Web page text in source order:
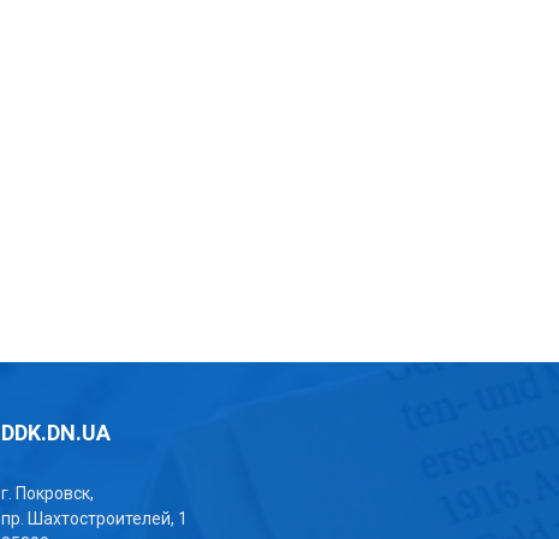
DDK.DN.UA
г. Покровск,
пр. Шахтостроителей, 1